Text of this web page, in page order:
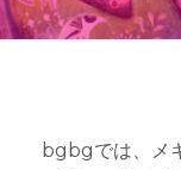
bgbgでは、メ